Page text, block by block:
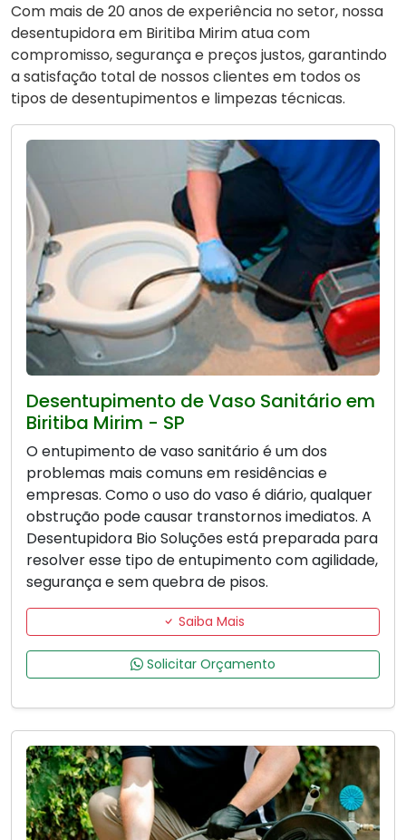
Com mais de 20 anos de experiência no setor, nossa
desentupidora em Biritiba Mirim atua com
compromisso, segurança e preços justos, garantindo
a satisfação total de nossos clientes em todos os
tipos de desentupimentos e limpezas técnicas.
Desentupimento de Vaso Sanitário em
Biritiba Mirim - SP
O entupimento de vaso sanitário é um dos
problemas mais comuns em residências e
empresas. Como o uso do vaso é diário, qualquer
obstrução pode causar transtornos imediatos. A
Desentupidora Bio Soluções está preparada para
resolver esse tipo de entupimento com agilidade,
segurança e sem quebra de pisos.
Saiba Mais
Solicitar Orçamento